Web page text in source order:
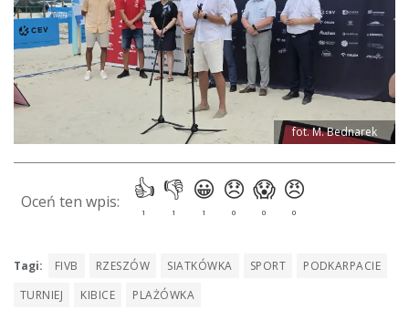
fot. M. Bednarek
Tagi: FIVB RZESZÓW SIATKÓWKA SPORT
PODKARPACIE
TURNIEJ
KIBICE PLAŻÓWKA